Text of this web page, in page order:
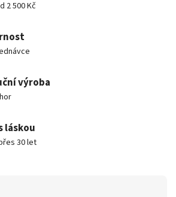
2 500 Kč
výroba
láskou
30 let